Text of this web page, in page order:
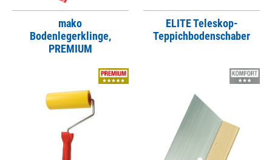
mako
Bodenlegerklinge,
PREMIUM
ELITE Teleskop-
Teppichbodenschaber